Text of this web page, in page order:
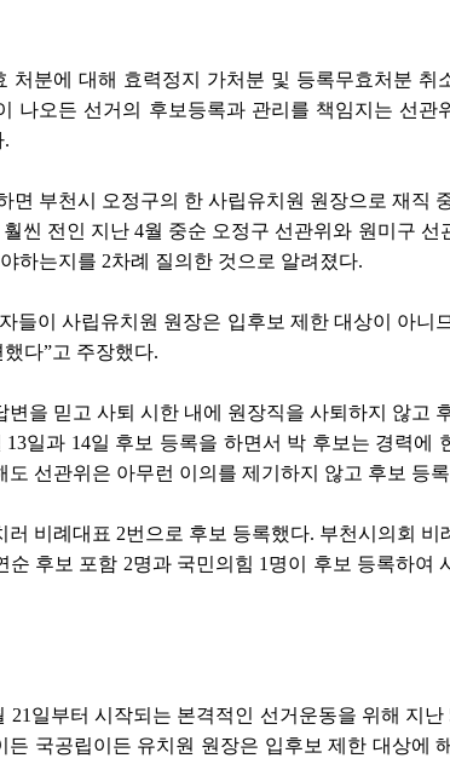
처분에 대해 효력정지 가처분 및 등록무효처분 취
나오든 선거의 후보등록과 관리를 책임지는 선관
.
면 부천시 오정구의 한 사립유치원 원장으로 재직
씬 전인 지난 4월 중순 오정구 선관위와 원미구 선
하는지를 2차례 질의한 것으로 알려졌다.
들이 사립유치원 원장은 입후보 제한 대상이 아니
다”고 주장했다.
변을 믿고 사퇴 시한 내에 원장직을 사퇴하지 않고
일과 14일 후보 등록을 하면서 박 후보는 경력에
도 선관위은 아무런 이의를 제기하지 않고 후보 등
러 비례대표 2번으로 후보 등록했다. 부천시의회 비
순 후보 포함 2명과 국민의힘 1명이 후보 등록하여
21일부터 시작되는 본격적인 선거운동을 위해 지난
든 국공립이든 유치원 원장은 입후보 제한 대상에